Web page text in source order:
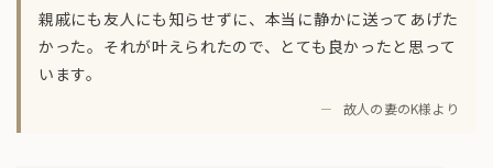
親戚にも友人にも知らせずに、本当に静かに送ってあげた
かった。それが叶えられたので、とても良かったと思って
います。
－ 故人の妻のK様より